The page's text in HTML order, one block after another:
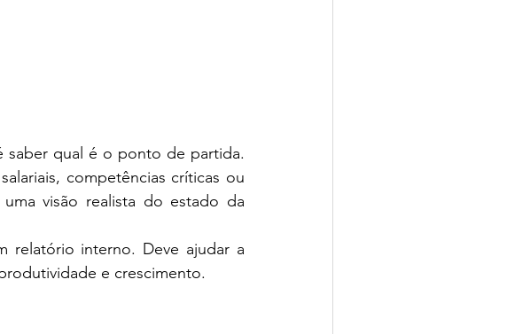
saber qual é o ponto de partida.
competências críticas ou
visão realista do estado da
relatório interno. Deve ajudar a
e crescimento.